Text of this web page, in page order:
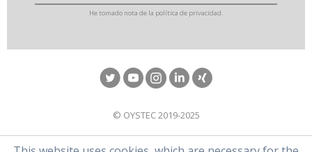
He tomado nota de la política de privacidad.
© OYSTEC 2019-2025